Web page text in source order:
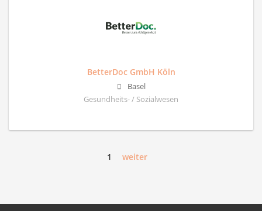
BetterDoc GmbH Köln
Basel
Gesundheits- / Sozialwesen
1 weiter